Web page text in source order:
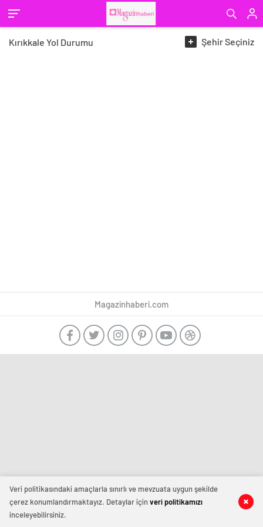
Kırıkkale Yol Durumu ŞehirSeçiniz
Magazinhaberi.com
Veri politikasındaki amaçlarla sınırlı ve mevzuata uygun şekilde
çerez konumlandırmaktayız. Detaylar içinveri politikamızı
inceleyebilirsiniz.